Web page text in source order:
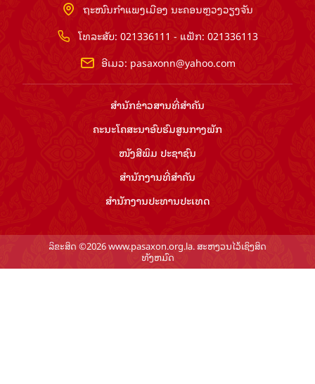
ຖະໜົນກຳແພງເມືອງ ນະຄອນຫຼວງວຽງຈັນ
ໂທລະສັບ: 021336111 - ແຟັກ: 021336113
ອີເມວ: pasaxonn@yahoo.com
ສຳ​ນັກ​ຂ່າວ​ສານ​ທີ່​ສຳ​ຄັນ​
ຄະນະໂຄສະນາອົບຮົມ​ສູນ​ກາງ​ພັກ
ໜັງສືພິມ ປະ​ຊາ​ຊົນ
ສຳ​ນັກ​ງານ​ທີ່​ສຳ​ຄັນ
ສຳ​ນັກ​ງານ​ປະ​ທານ​ປະ​ເທດ
ລິຂະສິດ ©2026 www.pasaxon.org.la. ສະຫງວນໄວ້ເຊິງສິດ
ທັງຫມົດ